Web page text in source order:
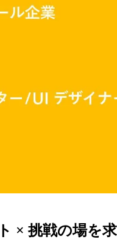
× 挑戦の場を